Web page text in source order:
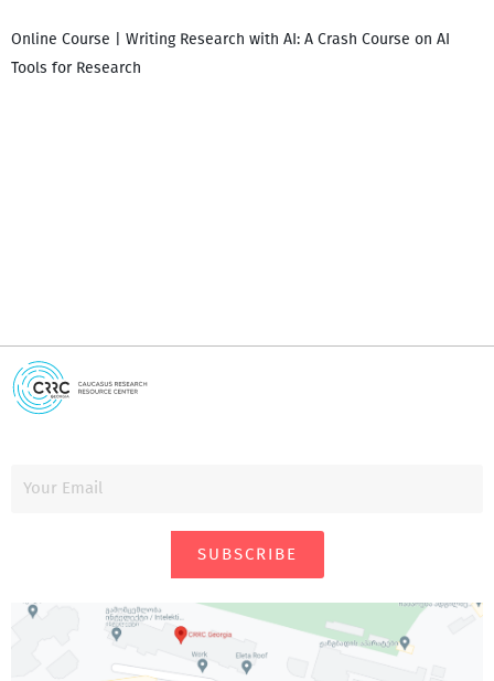
Online Course | Writing Research with AI: A Crash Course on AI
Tools for Research
SUBSCRIBE